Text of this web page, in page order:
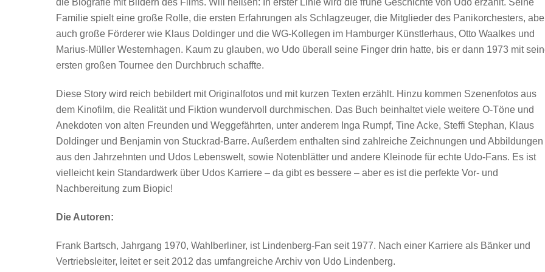
die Biografie mit Bildern des Films. Will heißen: In erster Linie wird die frühe Geschichte von Udo erzählt. Seine
Familie spielt eine große Rolle, die ersten Erfahrungen als Schlagzeuger, die Mitglieder des Panikorchesters,
auch große Förderer wie Klaus Doldinger und die WG-Kollegen im Hamburger Künstlerhaus, Otto Waalkes und
Marius-Müller Westernhagen. Kaum zu glauben, wo Udo überall seine Finger drin hatte, bis er dann 1973 mit
ersten großen Tournee den Durchbruch schaffte.
Diese Story wird reich bebildert mit Originalfotos und mit kurzen Texten erzählt. Hinzu kommen Szenenfotos aus
dem Kinofilm, die Realität und Fiktion wundervoll durchmischen. Das Buch beinhaltet viele weitere O-Töne und
Anekdoten von alten Freunden und Weggefährten, unter anderem Inga Rumpf, Tine Acke, Steffi Stephan, Klaus
Doldinger und Benjamin von Stuckrad-Barre. Außerdem enthalten sind zahlreiche Zeichnungen und Abbildungen
aus den Jahrzehnten und Udos Lebenswelt, sowie Notenblätter und andere Kleinode für echte Udo-Fans. Es ist
vielleicht kein Standardwerk über Udos Karriere – da gibt es bessere – aber es ist die perfekte Vor- und
Nachbereitung zum Biopic!
Die Autoren:
Frank Bartsch, Jahrgang 1970, Wahlberliner, ist Lindenberg-Fan seit 1977. Nach einer Karriere als Bänker und
Vertriebsleiter, leitet er seit 2012 das umfangreiche Archiv von Udo Lindenberg.